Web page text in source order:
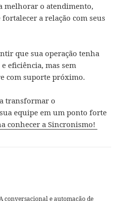
melhorar o atendimento,
a relação com seus
que sua operação tenha
eficiência, mas sem
com suporte próximo.
transformar o
equipe em um ponto forte
conhecer a Sincronismo!
conversacional e automação de